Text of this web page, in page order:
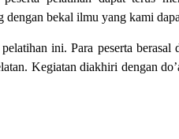
dengan bekal ilmu yang kami
ini. Para peserta
Kegiatan diakhiri dengan